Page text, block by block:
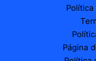
Política
Página